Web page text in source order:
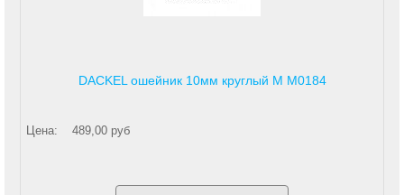
DACKEL ошейник 10мм круглый M М0184
Цена: 489,00 руб